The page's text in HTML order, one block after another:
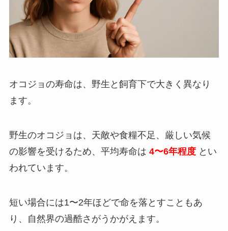
オコジョの寿命は、野生と飼育下で大きく異なり
ます。
野生のオコジョは、天敵や食糧不足、厳しい気候
の影響を受けるため、平均寿命は 4〜6年程度とい
われています。
短い場合には1〜2年ほどで命を落とすこともあ
り、自然界の過酷さがうかがえます。